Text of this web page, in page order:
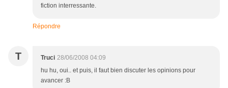
fiction interressante.
Répondre
T Truci 28/06/2008 04:09
hu hu, oui.. et puis, il faut bien discuter les opinions pour
avancer :B